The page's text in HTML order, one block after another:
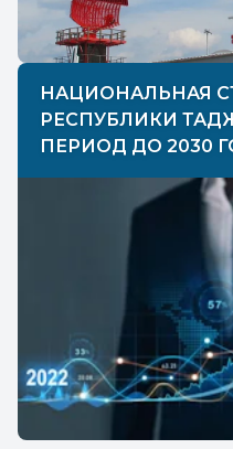
НАЦИОНАЛЬНАЯ
РЕСПУБЛИКИ
ПЕРИОД ДО 2030